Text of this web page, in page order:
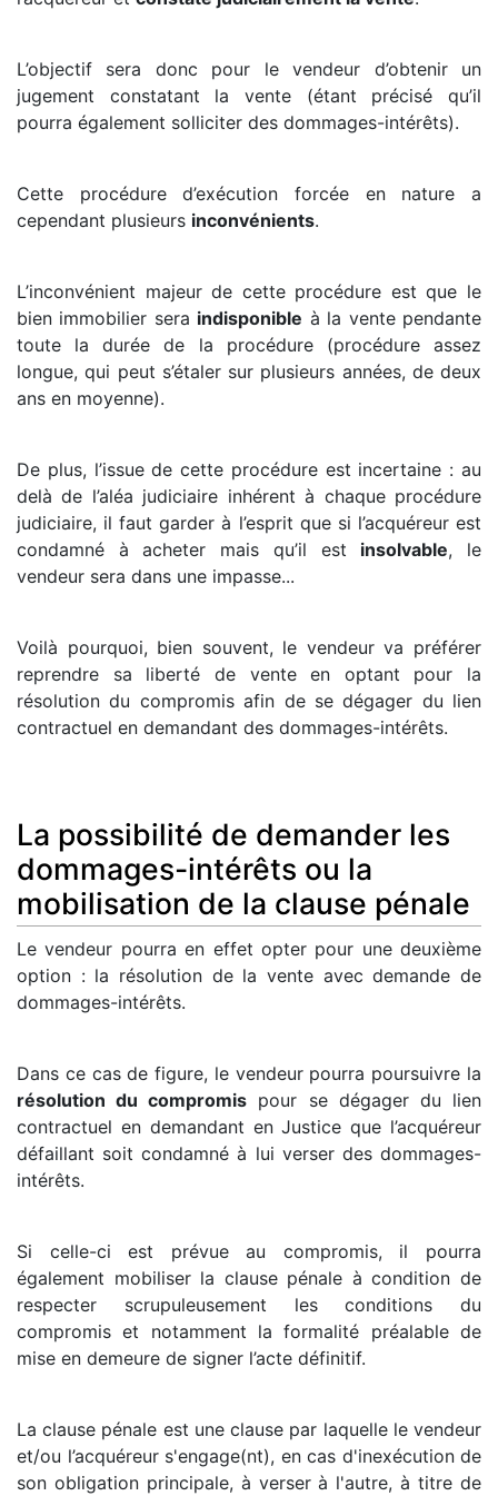
L’objectif sera donc pour le vendeur d’obtenir un
jugement constatant la vente (étant précisé qu’il
pourra également solliciter des dommages-intérêts).
Cette procédure d’exécution forcée en nature a
cependant plusieurs inconvénients.
L’inconvénient majeur de cette procédure est que le
bien immobilier sera indisponible à la vente pendante
toute la durée de la procédure (procédure assez
longue, qui peut s’étaler sur plusieurs années, de deux
ans en moyenne).
De plus, l’issue de cette procédure est incertaine : au
delà de l’aléa judiciaire inhérent à chaque procédure
judiciaire, il faut garder à l’esprit que si l’acquéreur est
condamné à acheter mais qu’il est insolvable, le
vendeur sera dans une impasse...
Voilà pourquoi, bien souvent, le vendeur va préférer
reprendre sa liberté de vente en optant pour la
résolution du compromis afin de se dégager du lien
contractuel en demandant des dommages-intérêts.
La possibilité de demander les
dommages-intérêts ou la
mobilisation de la clause pénale
Le vendeur pourra en effet opter pour une deuxième
option : la résolution de la vente avec demande de
dommages-intérêts.
Dans ce cas de figure, le vendeur pourra poursuivre la
résolution du compromis pour se dégager du lien
contractuel en demandant en Justice que l’acquéreur
défaillant soit condamné à lui verser des dommages-
intérêts.
Si celle-ci est prévue au compromis, il pourra
également mobiliser la clause pénale à condition de
respecter scrupuleusement les conditions du
compromis et notamment la formalité préalable de
mise en demeure de signer l’acte définitif.
La clause pénale est une clause par laquelle le vendeur
et/ou l’acquéreur s'engage(nt), en cas d'inexécution de
son obligation principale, à verser à l'autre, à titre de